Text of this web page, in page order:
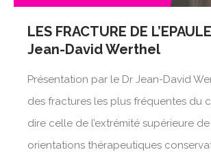
LES FRACTURE DE
Jean-David Werthel
Présentation par le Dr Jean-David
des fractures les plus fréquentes du
dire celle de l’extrémité supérieure de
orientations thérapeutiques